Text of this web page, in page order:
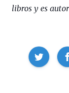
libros y es
Compartir